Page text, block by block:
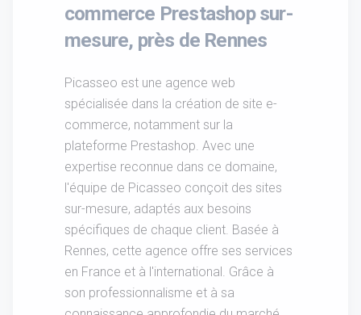
commerce Prestashop sur-
mesure, près de Rennes
Picasseo est une agence web
spécialisée dans la création de site e-
commerce, notamment sur la
plateforme Prestashop. Avec une
expertise reconnue dans ce domaine,
l'équipe de Picasseo conçoit des sites
sur-mesure, adaptés aux besoins
spécifiques de chaque client. Basée à
Rennes, cette agence offre ses services
en France et à l'international. Grâce à
son professionnalisme et à sa